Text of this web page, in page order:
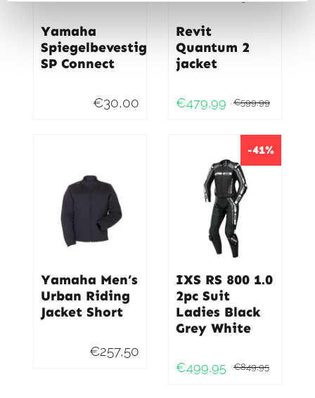
Yamaha
Spiegelbevestiging
SP Connect
€30,00
Revit
Quantum 2
jacket
€599,99
was:
€479,99
is:
Yamaha Men’s
Urban Riding
Jacket Short
€257,50
-41%
IXS RS 800 1.0
2pc Suit
Ladies Black
Grey White
€849,95
€499,95